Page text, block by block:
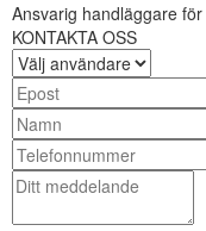
Ansvarig handläggare
KONTAKTA OSS